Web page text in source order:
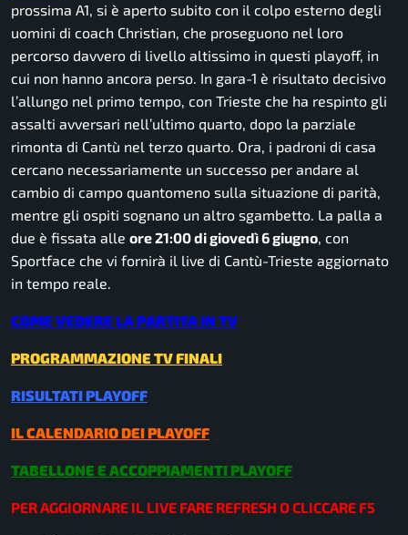
prossima A1, si è aperto subito con il colpo esterno degli
uomini di coach Christian, che proseguono nel loro
percorso davvero di livello altissimo in questi playoff, in
cui non hanno ancora perso. In gara-1 è risultato decisivo
l’allungo nel primo tempo, con Trieste che ha respinto gli
assalti avversari nell’ultimo quarto, dopo la parziale
rimonta di Cantù nel terzo quarto. Ora, i padroni di casa
cercano necessariamente un successo per andare al
cambio di campo quantomeno sulla situazione di parità,
mentre gli ospiti sognano un altro sgambetto. La palla a
due è fissata alle ore 21:00 di giovedì 6 giugno, con
Sportface che vi fornirà il live di Cantù-Trieste aggiornato
in tempo reale.
COME VEDERE LA PARTITA IN TV
PROGRAMMAZIONE TV FINALI
RISULTATI PLAYOFF
IL CALENDARIO DEI PLAYOFF
TABELLONE E ACCOPPIAMENTI PLAYOFF
PER AGGIORNARE IL LIVE FARE REFRESH O CLICCARE F5